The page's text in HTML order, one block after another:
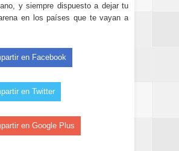
y siempre dispuesto a dejar tu
en los países que te vayan a
en Facebook
en Twitter
en Google Plus